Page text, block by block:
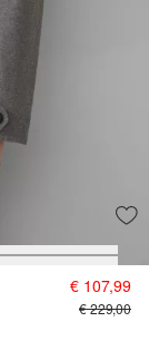
€ 107,99
€ 229,00